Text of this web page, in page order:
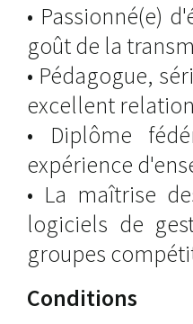
• Passionné(e)
goût de la
• Pédagogue,
excellent
• Diplôme
expérience
• La maîtrise
logiciels de
groupes
Conditions